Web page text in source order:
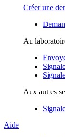
Créer une
Au
Aux autres
Aide